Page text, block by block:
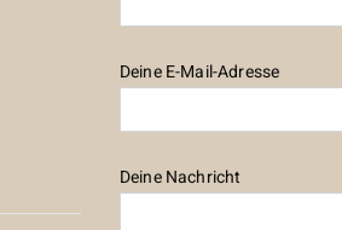
Deine E-Mail-Adresse
Deine Nachricht